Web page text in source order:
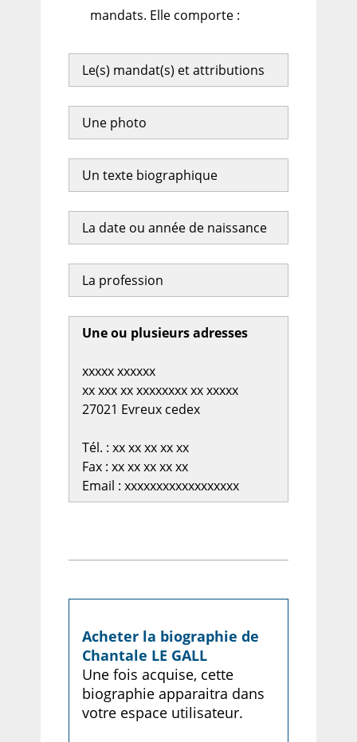
mandats. Elle comporte :
Le(s) mandat(s) et attributions
Une photo
Un texte biographique
La date ou année de naissance
La profession
Une ou plusieurs adresses
xxxxx xxxxxx
xx xxx xx xxxxxxxx xx xxxxx
27021 Evreux cedex
Tél. : xx xx xx xx xx
Fax : xx xx xx xx xx
Email : xxxxxxxxxxxxxxxxxx
Acheter la biographie de
Chantale LE GALL
Une fois acquise, cette
biographie apparaitra dans
votre espace utilisateur.